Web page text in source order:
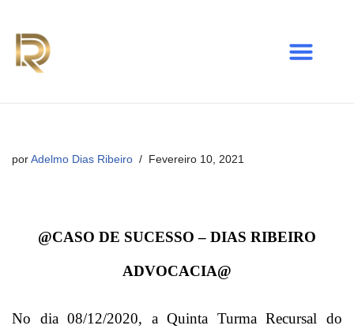
Avançar
para
por Adelmo Dias Ribeiro Fevereiro 10, 2021
@CASO DE SUCESSO – DIAS RIBEIRO
ADVOCACIA@
No dia 08/12/2020, a Quinta Turma Recursal do